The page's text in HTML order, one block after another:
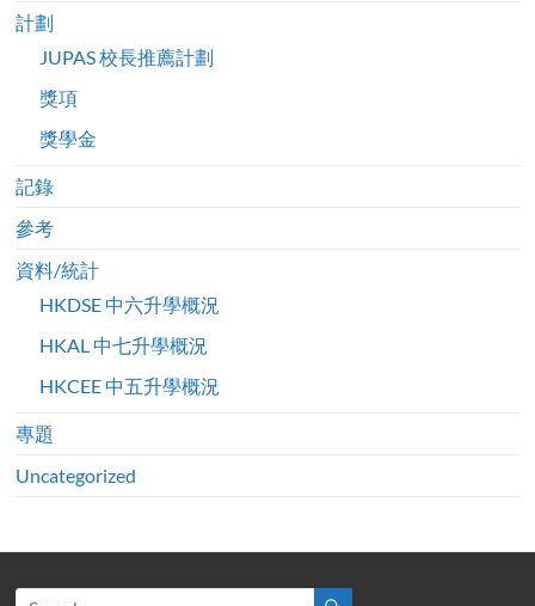
計劃
JUPAS 校長推薦計劃
獎項
獎學金
記錄
參考
資料/統計
HKDSE 中六升學概況
HKAL 中七升學概況
HKCEE 中五升學概況
專題
Uncategorized